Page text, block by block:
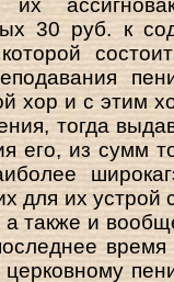
их
30 руб. к
хор и с этим
тогда
его, из сумм
для их устрой
также и
церковному